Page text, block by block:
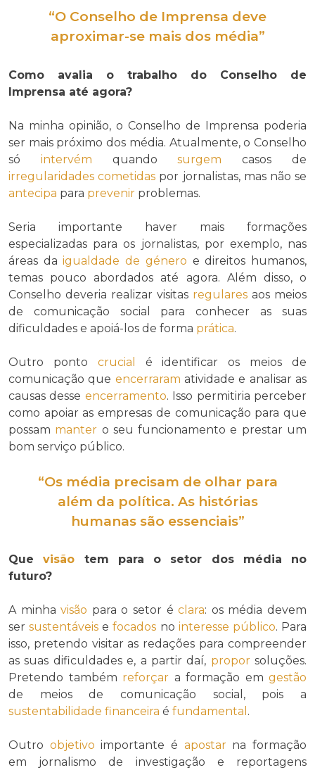
“O Conselho de Imprensa deve
aproximar-se mais dos média”
Como avalia o trabalho do Conselho de
Imprensa até agora?
Na minha opinião, o Conselho de Imprensa poderia
ser mais próximo dos média. Atualmente, o Conselho
só intervém quandosurgem casos de
irregularidades cometidas por jornalistas, mas não se
antecipa para prevenir problemas.
Seria importante haver mais formações
especializadas para os jornalistas, por exemplo, nas
áreas daigualdade de género e direitos humanos,
temas pouco abordados até agora. Além disso, o
Conselho deveria realizar visitas regulares aos meios
de comunicação social para conhecer as suas
dificuldades e apoiá-los de forma prática.
Outro ponto crucial
é identificar os meios de
comunicação que encerraram atividade e analisar as
causas desse encerramento. Isso permitiria perceber
como apoiar as empresas de comunicação para que
possam manter o seu funcionamento e prestar um
bom serviço público.
“Os média precisam de olhar para
além da política. As histórias
humanas são essenciais”
Quevisão tem para o setor dos média no
futuro?
A minhavisão para o setor éclara: os média devem
sersustentáveis efocados no interesse público. Para
isso, pretendo visitar as redações para compreender
as suas dificuldades e, a partir daí, proporsoluções.
Pretendo também reforçar a formação em gestão
de meios de comunicação social, pois a
sustentabilidade financeira é fundamental .
Outro objetivo importante é apostarna formação
em jornalismo de investigação e reportagens